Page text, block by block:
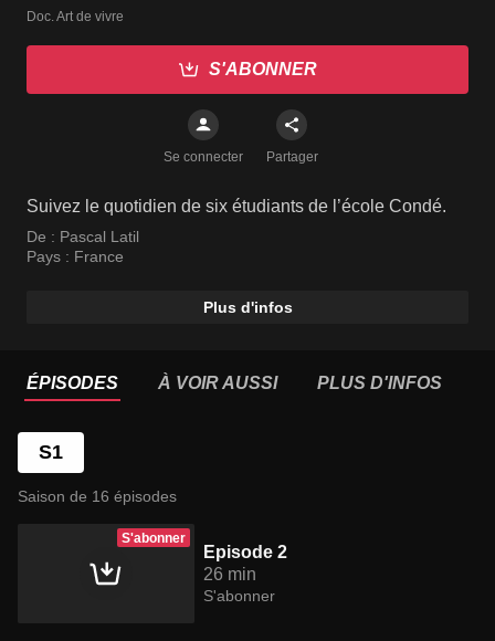
Doc. Art de vivre
S'ABONNER
Se connecter Partager
Suivez le quotidien de six étudiants de l’école Condé.
De : Pascal Latil
Pays : France
Plus d'infos
ÉPISODES À VOIR AUSSI PLUS D'INFOS
S1
Saison de 16 épisodes
S'abonner
Episode 2
26 min
S'abonner